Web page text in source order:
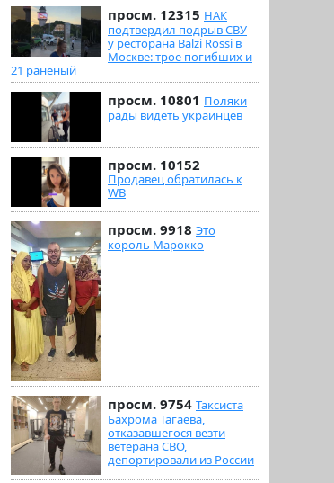
просм. 12315 НАК
подтвердил подрыв СВУ
у ресторана Balzi Rossi в
Москве: трое погибших и
21 раненый
просм. 10801 Поляки
рады видеть украинцев
просм. 10152
Продавец обратилась к
WB
просм. 9918 Это
король Марокко
просм. 9754 Таксиста
Бахрома Тагаева,
отказавшегося везти
ветерана СВО,
депортировали из России